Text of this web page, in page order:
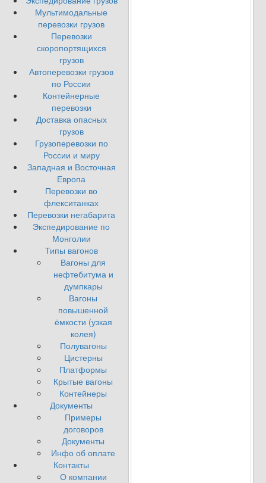
Мультимодальные
перевозки грузов
Перевозки
скоропортящихся
грузов
Автоперевозки грузов
по России
Контейнерные
перевозки
Доставка опасных
грузов
Грузоперевозки по
России и миру
Западная и Восточная
Европа
Перевозки во
флекситанках
Перевозки негабарита
Экспедирование по
Монголии
Типы вагонов
Вагоны для
нефтебитума и
думпкары
Вагоны
повышенной
ёмкости (узкая
колея)
Полувагоны
Цистерны
Платформы
Крытые вагоны
Контейнеры
Документы
Примеры
договоров
Документы
Инфо об оплате
Контакты
О компании